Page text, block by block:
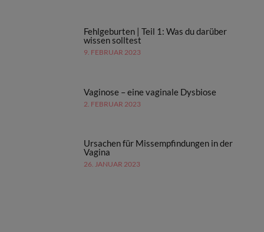
Fehlgeburten | Teil 1: Was du darüber
wissen solltest
9. FEBRUAR 2023
Vaginose – eine vaginale Dysbiose
2. FEBRUAR 2023
Ursachen für Missempfindungen in der
Vagina
26. JANUAR 2023